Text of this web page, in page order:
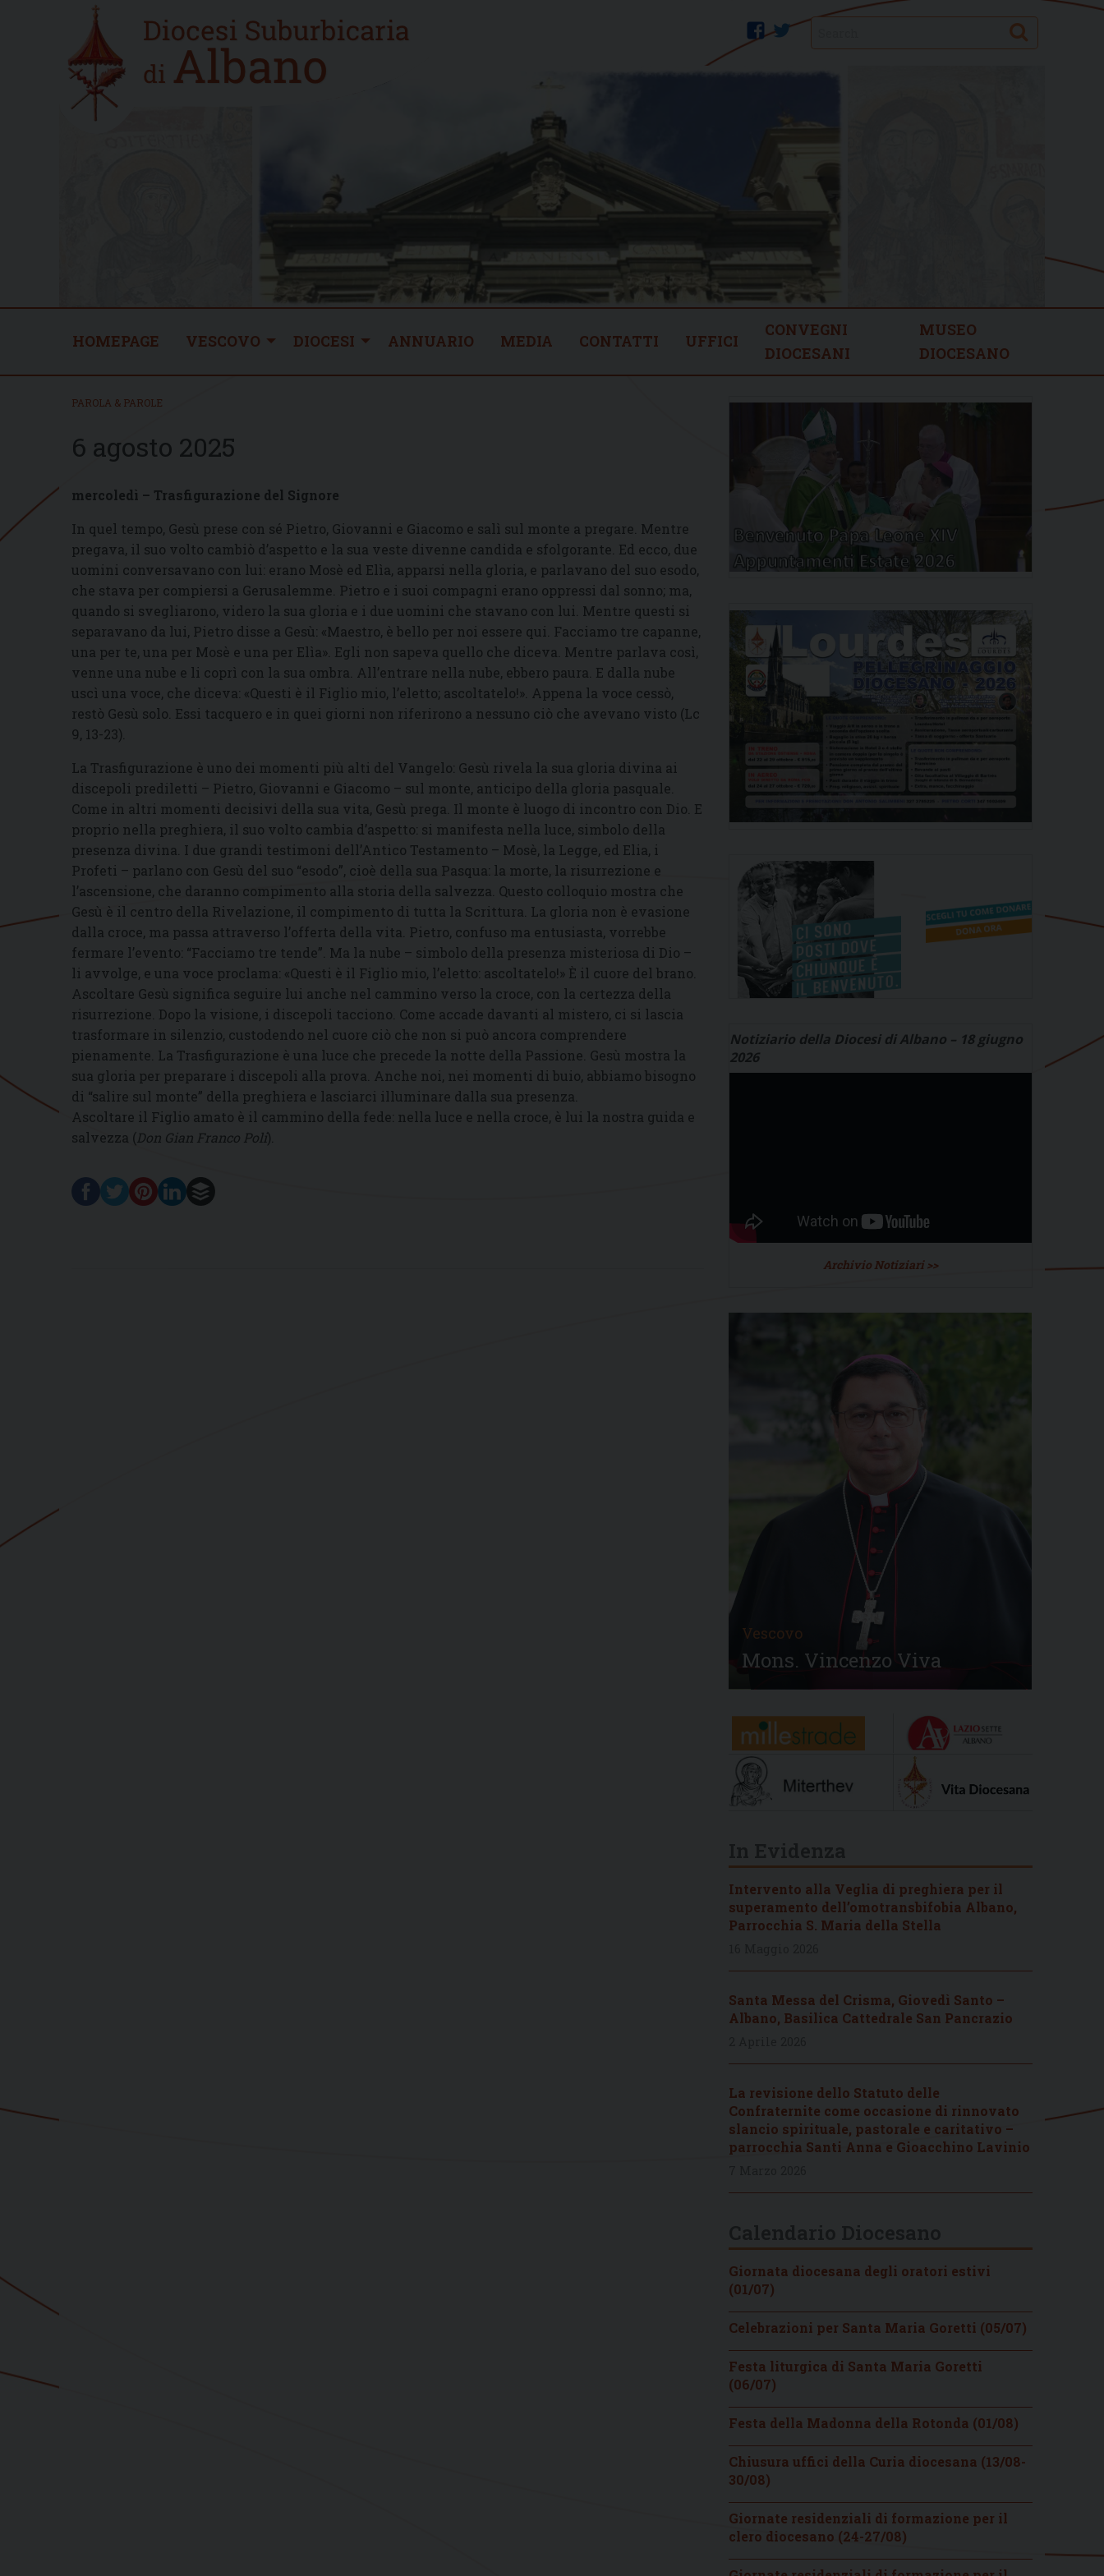
Home
new
twitter
facebook Search
HOMEPAGE VESCOVO DIOCESI ANNUARIO MEDIA CONTATTI UFFICI
CONVEGNI
DIOCESANI
MUSEO
DIOCESANO
PAROLA & PAROLE
6 agosto 2025
mercoledì – Trasfigurazione del Signore
In quel tempo, Gesù prese con sé Pietro, Giovanni e Giacomo e salì sul monte a pregare. Mentre
pregava, il suo volto cambiò d’aspetto e la sua veste divenne candida e sfolgorante. Ed ecco, due
uomini conversavano con lui: erano Mosè ed Elìa, apparsi nella gloria, e parlavano del suo esodo,
che stava per compiersi a Gerusalemme. Pietro e i suoi compagni erano oppressi dal sonno; ma,
quando si svegliarono, videro la sua gloria e i due uomini che stavano con lui. Mentre questi si
separavano da lui, Pietro disse a Gesù: «Maestro, è bello per noi essere qui. Facciamo tre capanne,
una per te, una per Mosè e una per Elìa». Egli non sapeva quello che diceva. Mentre parlava così,
venne una nube e li coprì con la sua ombra. All’entrare nella nube, ebbero paura. E dalla nube
uscì una voce, che diceva: «Questi è il Figlio mio, l’eletto; ascoltatelo!». Appena la voce cessò,
restò Gesù solo. Essi tacquero e in quei giorni non riferirono a nessuno ciò che avevano visto (Lc
9, 13-23).
La Trasfigurazione è uno dei momenti più alti del Vangelo: Gesù rivela la sua gloria divina ai
discepoli prediletti – Pietro, Giovanni e Giacomo – sul monte, anticipo della gloria pasquale.
Come in altri momenti decisivi della sua vita, Gesù prega. Il monte è luogo di incontro con Dio. E
proprio nella preghiera, il suo volto cambia d’aspetto: si manifesta nella luce, simbolo della
presenza divina. I due grandi testimoni dell’Antico Testamento – Mosè, la Legge, ed Elia, i
Profeti – parlano con Gesù del suo “esodo”, cioè della sua Pasqua: la morte, la risurrezione e
l’ascensione, che daranno compimento alla storia della salvezza. Questo colloquio mostra che
Gesù è il centro della Rivelazione, il compimento di tutta la Scrittura. La gloria non è evasione
dalla croce, ma passa attraverso l’offerta della vita. Pietro, confuso ma entusiasta, vorrebbe
fermare l’evento: “Facciamo tre tende”. Ma la nube – simbolo della presenza misteriosa di Dio –
li avvolge, e una voce proclama: «Questi è il Figlio mio, l’eletto: ascoltatelo!» È il cuore del brano.
Ascoltare Gesù significa seguire lui anche nel cammino verso la croce, con la certezza della
risurrezione. Dopo la visione, i discepoli tacciono. Come accade davanti al mistero, ci si lascia
trasformare in silenzio, custodendo nel cuore ciò che non si può ancora comprendere
pienamente. La Trasfigurazione è una luce che precede la notte della Passione. Gesù mostra la
sua gloria per preparare i discepoli alla prova. Anche noi, nei momenti di buio, abbiamo bisogno
di “salire sul monte” della preghiera e lasciarci illuminare dalla sua presenza.
Ascoltare il Figlio amato è il cammino della fede: nella luce e nella croce, è lui la nostra guida e
salvezza (Don Gian Franco Poli).
Notiziario della Diocesi di Albano – 18 giugno
2026
Archivio Notiziari >>
Vescovo
Mons. Vincenzo Viva
Intervento alla Veglia di preghiera per il
superamento dell’omotransbifobia Albano,
Parrocchia S. Maria della Stella
Santa Messa del Crisma, Giovedì Santo –
Albano, Basilica Cattedrale San Pancrazio
La revisione dello Statuto delle
Confraternite come occasione di rinnovato
slancio spirituale, pastorale e caritativo –
parrocchia Santi Anna e Gioacchino Lavinio
Giornata diocesana degli oratori estivi
(01/07)
Celebrazioni per Santa Maria Goretti (05/07)
Festa liturgica di Santa Maria Goretti
(06/07)
Festa della Madonna della Rotonda (01/08)
Chiusura uffici della Curia diocesana (13/08-
30/08)
Giornate residenziali di formazione per il
clero diocesano (24-27/08)